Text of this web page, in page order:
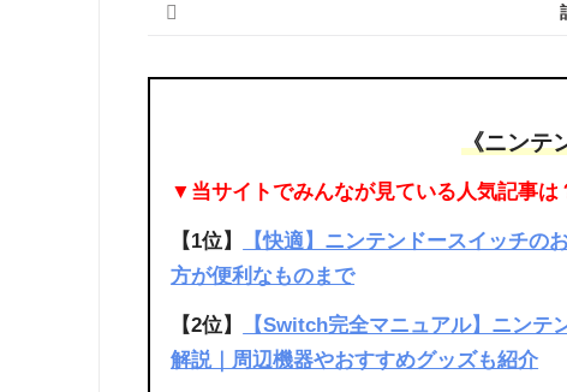
《ニンテ
▼当サイトでみんなが見ている人気記事は
【1位】
【快適】ニンテンドースイッチ
方が便利なものまで
【2位】
【Switch完全マニュアル】ニンテ
解説｜周辺機器やおすすめグッズも紹介